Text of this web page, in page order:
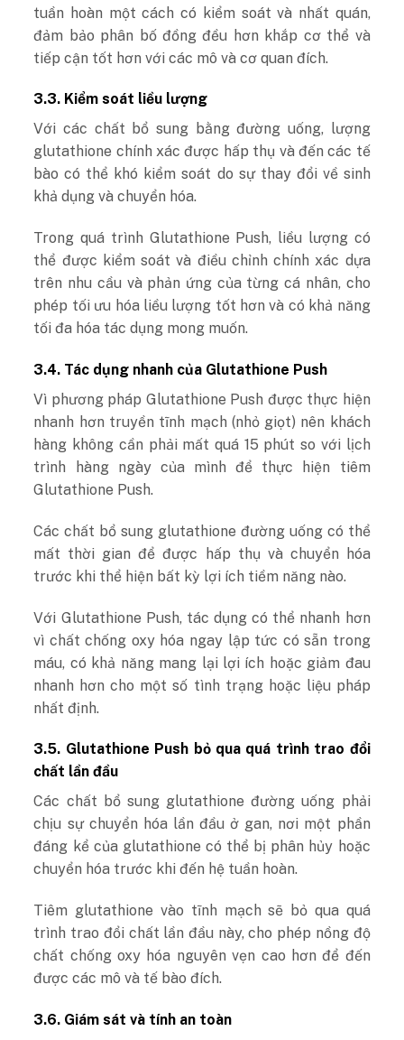
tuần hoàn một cách có kiểm soát và nhất quán,
đảm bảo phân bố đồng đều hơn khắp cơ thể và
tiếp cận tốt hơn với các mô và cơ quan đích.
3.3. Kiểm soát liều lượng
Với các chất bổ sung bằng đường uống, lượng
glutathione chính xác được hấp thụ và đến các tế
bào có thể khó kiểm soát do sự thay đổi về sinh
khả dụng và chuyển hóa.
Trong quá trình Glutathione Push, liều lượng có
thể được kiểm soát và điều chỉnh chính xác dựa
trên nhu cầu và phản ứng của từng cá nhân, cho
phép tối ưu hóa liều lượng tốt hơn và có khả năng
tối đa hóa tác dụng mong muốn.
3.4. Tác dụng nhanh của Glutathione Push
Vì phương pháp Glutathione Push được thực hiện
nhanh hơn truyền tĩnh mạch (nhỏ giọt) nên khách
hàng không cần phải mất quá 15 phút so với lịch
trình hàng ngày của mình để thực hiện tiêm
Glutathione Push.
Các chất bổ sung glutathione đường uống có thể
mất thời gian để được hấp thụ và chuyển hóa
trước khi thể hiện bất kỳ lợi ích tiềm năng nào.
Với Glutathione Push, tác dụng có thể nhanh hơn
vì chất chống oxy hóa ngay lập tức có sẵn trong
máu, có khả năng mang lại lợi ích hoặc giảm đau
nhanh hơn cho một số tình trạng hoặc liệu pháp
nhất định.
3.5. Glutathione Push bỏ qua quá trình trao đổi
chất lần đầu
Các chất bổ sung glutathione đường uống phải
chịu sự chuyển hóa lần đầu ở gan, nơi một phần
đáng kể của glutathione có thể bị phân hủy hoặc
chuyển hóa trước khi đến hệ tuần hoàn.
Tiêm glutathione vào tĩnh mạch sẽ bỏ qua quá
trình trao đổi chất lần đầu này, cho phép nồng độ
chất chống oxy hóa nguyên vẹn cao hơn để đến
được các mô và tế bào đích.
3.6. Giám sát và tính an toàn